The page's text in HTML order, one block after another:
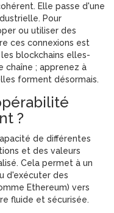
Elle passe d'une
Pour
ou utiliser des
ces connexions est
blockchains elles-
chaîne ; apprenez à
forment désormais.
?
de différentes
et des valeurs
Cela permet à un
d'exécuter des
Ethereum) vers
fluide et sécurisée.